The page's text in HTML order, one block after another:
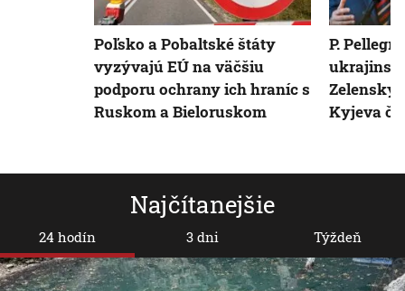
Najčítanejšie
24 hodín 3 dni Týždeň
Poľsko a Pobaltské štáty
vyzývajú EÚ na väčšiu
podporu ochrany ich hraníc s
Ruskom a Bieloruskom
P.
Kyjeva